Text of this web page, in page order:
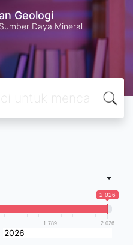
Geologi
Daya Mineral
2 026
1 789 2 026